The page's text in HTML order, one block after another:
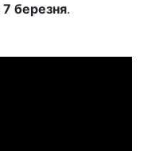
7 березня.